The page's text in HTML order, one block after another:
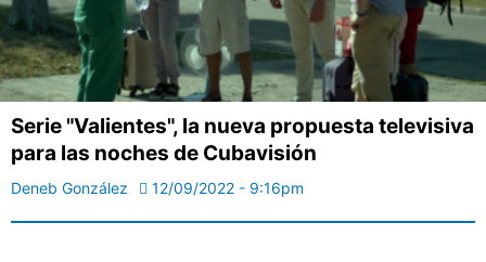
Serie "Valientes", la nueva propuesta televisiva
para las noches de Cubavisión
Deneb González 12/09/2022 - 9:16pm